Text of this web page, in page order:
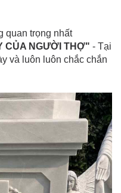
quan trọng nhất
CỦA NGƯỜI THỢ" - Tại
và luôn luôn chắc chắn